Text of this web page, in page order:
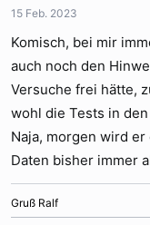
15 Feb. 2023
Komisch, bei mir
auch noch den
Versuche frei hätte,
wohl die Tests in
Naja, morgen wird
Daten bisher immer
Gruß Ralf